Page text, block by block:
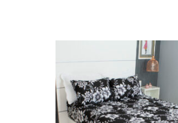
O
preço
original
era:
R$ 79,90.